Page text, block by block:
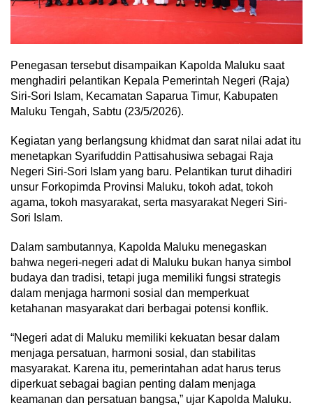
Penegasan tersebut disampaikan Kapolda Maluku saat
menghadiri pelantikan Kepala Pemerintah Negeri (Raja)
Siri-Sori Islam, Kecamatan Saparua Timur, Kabupaten
Maluku Tengah, Sabtu (23/5/2026).
Kegiatan yang berlangsung khidmat dan sarat nilai adat itu
menetapkan Syarifuddin Pattisahusiwa sebagai Raja
Negeri Siri-Sori Islam yang baru. Pelantikan turut dihadiri
unsur Forkopimda Provinsi Maluku, tokoh adat, tokoh
agama, tokoh masyarakat, serta masyarakat Negeri Siri-
Sori Islam.
Dalam sambutannya, Kapolda Maluku menegaskan
bahwa negeri-negeri adat di Maluku bukan hanya simbol
budaya dan tradisi, tetapi juga memiliki fungsi strategis
dalam menjaga harmoni sosial dan memperkuat
ketahanan masyarakat dari berbagai potensi konflik.
“Negeri adat di Maluku memiliki kekuatan besar dalam
menjaga persatuan, harmoni sosial, dan stabilitas
masyarakat. Karena itu, pemerintahan adat harus terus
diperkuat sebagai bagian penting dalam menjaga
keamanan dan persatuan bangsa,” ujar Kapolda Maluku.